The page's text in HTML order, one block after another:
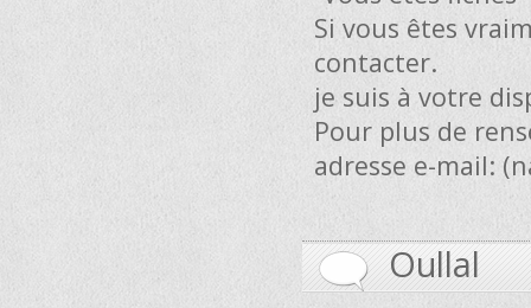
Si vous êtes
contacter.
je suis à votre
Pour plus de
adresse e-mail: (
Oullal